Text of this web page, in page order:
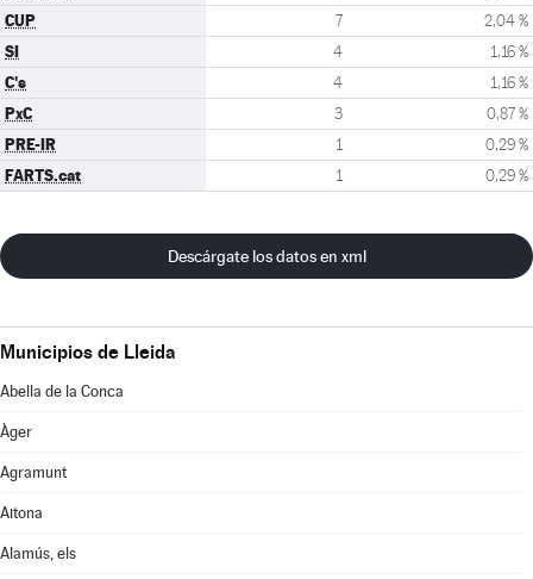
CUP 7 2,04 %
SI 4 1,16 %
C's 4 1,16 %
PxC 3 0,87 %
PRE-IR 1 0,29 %
FARTS.cat 1 0,29 %
Descárgate los datos en xml
Municipios de Lleida
Abella de la Conca
Àger
Agramunt
Aitona
Alamús, els